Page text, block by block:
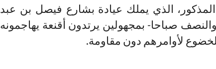
الذي يملك عيادة بشارع فيصل بن عبد
والنصف صباحا- بمجهولين يرتدون أقنعة يهاجمونه
للخضوع لأوامرهم دون مقاومة.